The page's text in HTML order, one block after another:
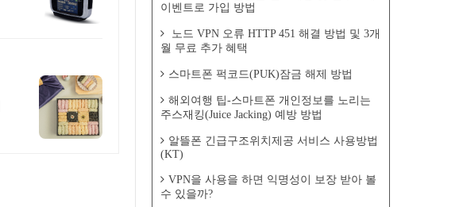
이벤트로 가입 방법
노드 VPN 오류 HTTP 451 해결 방법 및 3개
월 무료 추가 혜택
스마트폰 퍽코드(PUK)잠금 해제 방법
해외여행 팁-스마트폰 개인정보를 노리는
주스재킹(Juice Jacking) 예방 방법
알뜰폰 긴급구조위치제공 서비스 사용방법
(KT)
VPN을 사용을 하면 익명성이 보장 받아 볼
수 있을까?